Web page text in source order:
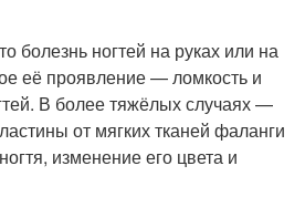
болезнь ногтей на руках или на
её проявление — ломкость и
В более тяжёлых случаях —
от мягких тканей фаланги
изменение его цвета и